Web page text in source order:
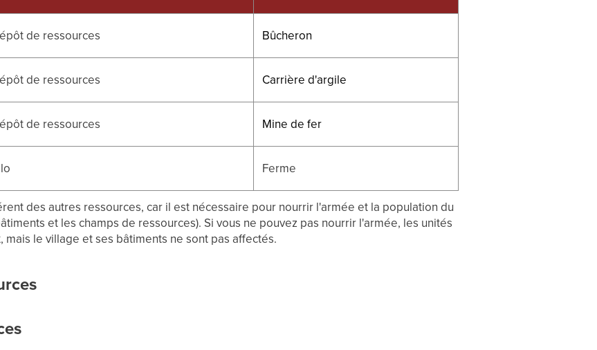
de ressources Bûcheron
de ressources Carrière d'argile
de ressources Mine de fer
Ferme
des autres ressources, car il est nécessaire pour nourrir l'armée et la population du
et les champs de ressources). Si vous ne pouvez pas nourrir l'armée, les unités
le village et ses bâtiments ne sont pas affectés.